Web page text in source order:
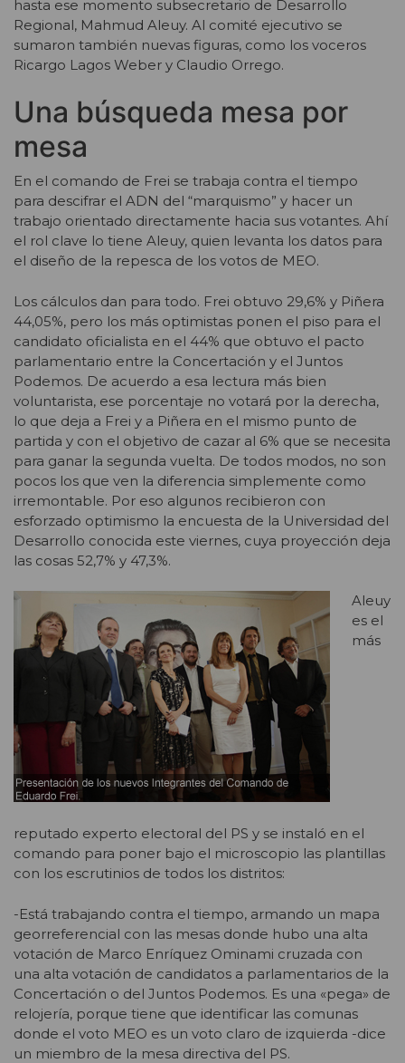
hasta ese momento subsecretario de Desarrollo
Regional, Mahmud Aleuy. Al comité ejecutivo se
sumaron también nuevas figuras, como los voceros
Ricargo Lagos Weber y Claudio Orrego.
Una búsqueda mesa por
mesa
En el comando de Frei se trabaja contra el tiempo
para descifrar el ADN del “marquismo” y hacer un
trabajo orientado directamente hacia sus votantes. Ahí
el rol clave lo tiene Aleuy, quien levanta los datos para
el diseño de la repesca de los votos de MEO.
Los cálculos dan para todo. Frei obtuvo 29,6% y Piñera
44,05%, pero los más optimistas ponen el piso para el
candidato oficialista en el 44% que obtuvo el pacto
parlamentario entre la Concertación y el Juntos
Podemos. De acuerdo a esa lectura más bien
voluntarista, ese porcentaje no votará por la derecha,
lo que deja a Frei y a Piñera en el mismo punto de
partida y con el objetivo de cazar al 6% que se necesita
para ganar la segunda vuelta. De todos modos, no son
pocos los que ven la diferencia simplemente como
irremontable. Por eso algunos recibieron con
esforzado optimismo la encuesta de la Universidad del
Desarrollo conocida este viernes, cuya proyección deja
las cosas 52,7% y 47,3%.
Aleuy
es el
más
reputado experto electoral del PS y se instaló en el
comando para poner bajo el microscopio las plantillas
con los escrutinios de todos los distritos:
-Está trabajando contra el tiempo, armando un mapa
georreferencial con las mesas donde hubo una alta
votación de Marco Enríquez Ominami cruzada con
una alta votación de candidatos a parlamentarios de la
Concertación o del Juntos Podemos. Es una «pega» de
relojería, porque tiene que identificar las comunas
donde el voto MEO es un voto claro de izquierda -dice
un miembro de la mesa directiva del PS.